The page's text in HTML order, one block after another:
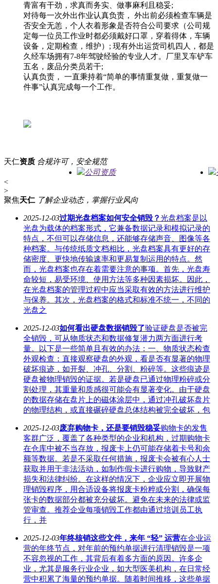
青富有干劲，求真而务实、做事麻利且稳妥;
对待每一次外出作业认真负责， 外出前必须检查车辆是
否安全无恙，个人衣着形象是否符合公司要求（公司规
定每一位员工作业时都必须戴好口罩，穿着得体，车辆
设备，定期检查，维护）; 现有外出运货司机四人，都是
久经车场拥有7-8年驾驶经验的专业人才。厂里叉车铲车
五名，废品分类员若干;
认真负责， 一直秉持着“简单的事情重复做，重复做一
件事”认真完成每一个工作。
天仁资质 合规许可，安全规范
公司资质
<
>
聚焦天仁 了解企业动态，掌握行业风向
2025-12-03过期光盘档案如何安全销毁？光盘档案是以
光盘为载体的档案形式，它兼备数据记录和模拟记录的
特点，不但可以存储信息，还能够存储声音、图像等各
种档案。与传统纸质文档相比，光盘档案具有更好的存
储密度、更快地传输速率和更易复制运用的特点。然
而，光盘档案也存在着需要注意的事项。首先，光盘寿
命较短，易受环境、使用方法等多种因素损坏。因此，
在光盘档案的管理过程中应当采取有效的方法进行维护
与保养。其次，光盘档案的格式和标准不统一，不同的
光盘之
2025-12-03如何看出硬盘数据销毁了验证硬盘是否被完
全销毁，可从物质状态和数据修复潜力两方面进行考
量。以下是一些简单且有效的办法：一、物质状态检查
外观检查：直接观察硬盘的外观，看是否有显著的物理
破坏痕迹，如开裂、冲孔、分割、粉碎等。这些痕迹是
硬盘被物理销毁的证据。若是硬盘已通过物理粉碎或分
割处理，其重量和质感很可能会有显著变化。由于硬盘
的数据存储在盘片上的磁体涂层中，通过冲孔破坏盘片
的物理结构，或直接碾碎硬盘总体结构被完全破坏，包
2025-12-03废弃购物卡，还是要销毁稳妥购物卡的发售
客群广泛，覆盖了各种类型的企业和机构，过期购物卡
在仓库中被不当存放，报废卡上仍可能存储着卡号和余
额等数据。若是不采取任何措施，报废卡会被有心人士
获取并用于非法活动，如制作假卡进行购物，导致财产
损失和法律纠纷。在这样的情况下，企业应立即开展物
理销毁程序，用合适设备将报废卡粉粹或分割，确保每
张卡的数据部分都被充分破坏。避免在未来的法律或监
管审查。推荐企业每项销毁工作都由通过培训员工执
行，并
2025-12-03年终核销这些文件，来年 “轻” 运营在企业运
营的年终节点，对年前的预约单据进行清理销毁是一项
不容忽视的工作，其背后有着多方面的原因。许多企
业，尤其是服务行业企业，如大型医美机构，在日常经
营中积累了海量的预约单据。随着时间推移，这些单据